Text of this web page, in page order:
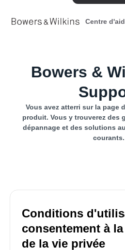
Centre
Bowers &
Vous avez atterri sur la page
produit. Vous y trouverez des
dépannage et des solutions
courants.
Conditions
consentement à
de la vie privée